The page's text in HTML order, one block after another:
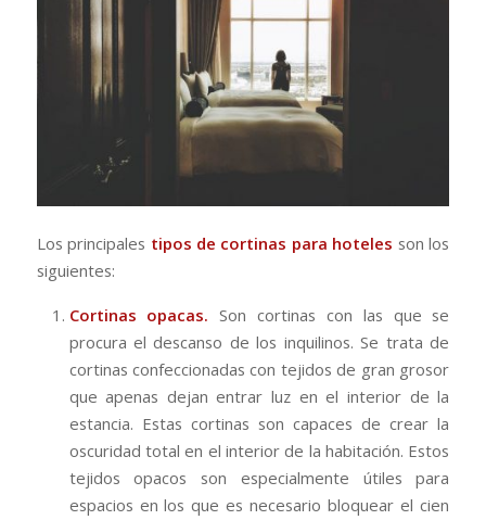
Los principales tipos de cortinas para hoteles son los
siguientes:
Cortinas opacas. Son cortinas con las que se
procura el descanso de los inquilinos. Se trata de
cortinas confeccionadas con tejidos de gran grosor
que apenas dejan entrar luz en el interior de la
estancia. Estas cortinas son capaces de crear la
oscuridad total en el interior de la habitación. Estos
tejidos opacos son especialmente útiles para
espacios en los que es necesario bloquear el cien